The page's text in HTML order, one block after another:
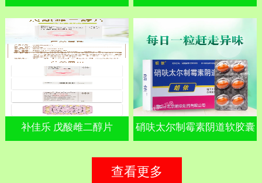
补佳乐 戊酸雌二醇片 硝呋太尔制霉素阴道软胶囊
查看更多